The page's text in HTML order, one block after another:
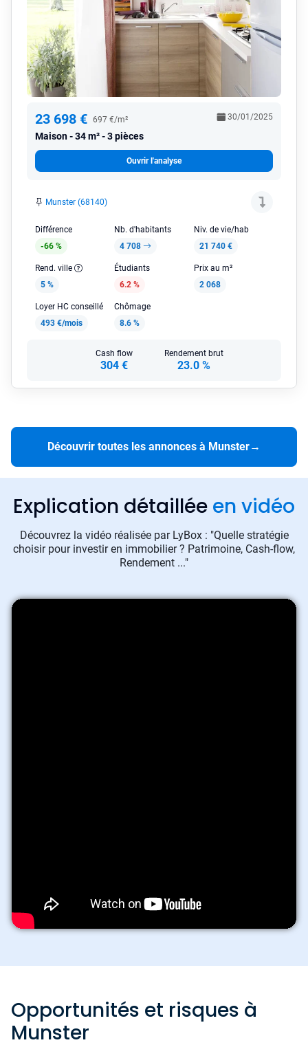
23 698 € 697 €/m²
Maison 34 m² - 3 pièces
30/01/2025
Ouvrir l'analyse
Munster (68140)
Différence
-66 %
Nb. d'habitants
4 708
Niv. de vie/hab
21 740 €
Rend. ville
5 %
Étudiants
6.2 %
Prix au m²
2 068
Loyer HC conseillé
493 €/mois
Chômage
8.6 %
Cash flow
304 €
Rendement brut
23.0 %
Découvrir toutes les annonces à Munster→
Explication détaillée en vidéo
Découvrez la vidéo réalisée par LyBox : "Quelle stratégie
choisir pour investir en immobilier ? Patrimoine, Cash-flow,
Rendement ..."
Opportunités et risques à
Munster